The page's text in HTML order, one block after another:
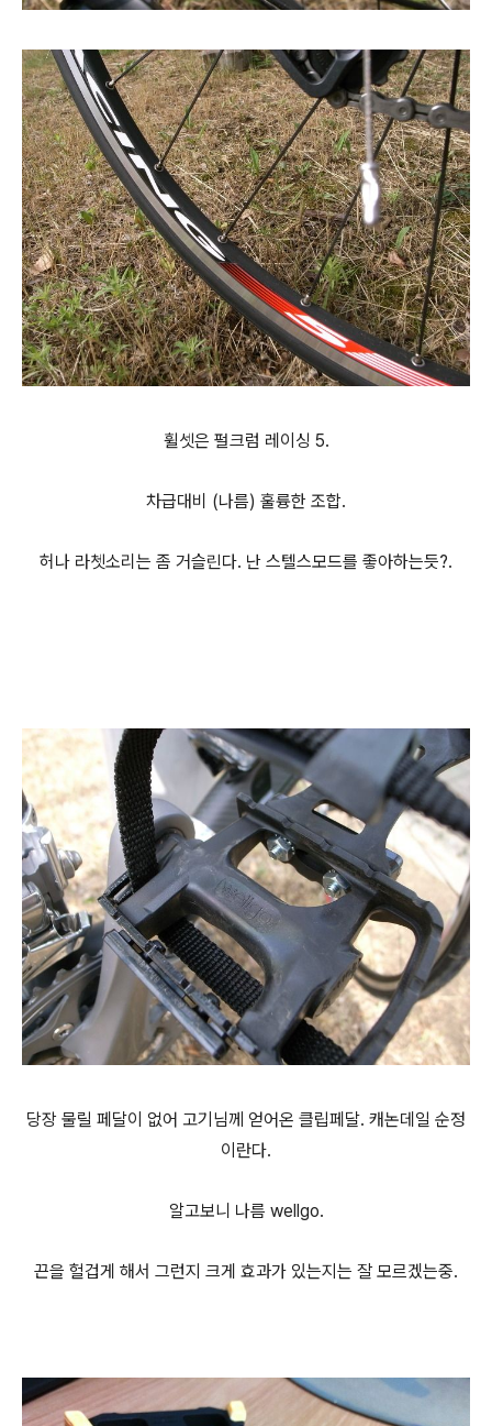
휠셋은 펄크럼 레이싱 5.
차급대비 (나름) 훌륭한 조합.
허나 라쳇소리는 좀 거슬린다. 난 스텔스모드를 좋아하는듯?.
당장 물릴 페달이 없어 고기님께 얻어온 클립페달. 캐논데일 순정
이란다.
알고보니 나름 wellgo.
끈을 헐겁게 해서 그런지 크게 효과가 있는지는 잘 모르겠는중.